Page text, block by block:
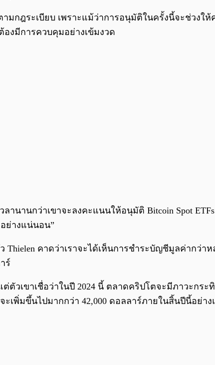
มกฎระเบียบ เพราะแม้ว่าการอนุมัติในครั้งนี้จะช่วง
องมีการควบคุมอย่างเข้มงวด
านานกว่าเขาจะลงคะแนนให้อนุมัติ Bitcoin Spot
ย่างแน่นอน”
คาดว่าเราจะได้เห็นการชำระบัญชีมูลค่ากว่า
ร์
วเขาเชื่อว่าในปี 2024 นี้ ตลาดคริปโตจะมีภาวะกระ
ะเพิ่มขึ้นไปมากกว่า 42,000 ดอลลาร์ภายในสิ้นปีนี้อย่า